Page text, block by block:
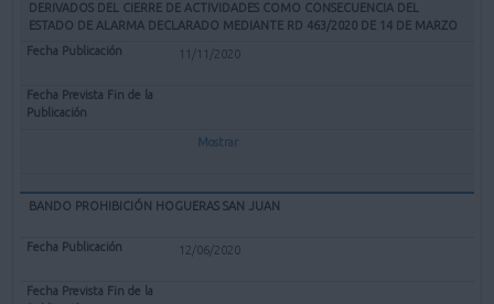
DERIVADOS DEL CIERRE DE ACTIVIDADES COMO CONSECUENCIA DEL
ESTADO DE ALARMA DECLARADO MEDIANTE RD 463/2020 DE 14 DE MARZO
11/11/2020
Mostrar
BANDO PROHIBICIÓN HOGUERAS SAN JUAN
12/06/2020